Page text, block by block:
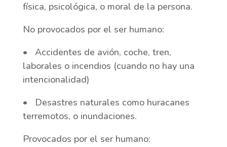
física, psicológica, o moral de la persona.
No provocados por el ser humano:
• Accidentes de avión, coche, tren,
laborales o incendios (cuando no hay una
intencionalidad)
• Desastres naturales como huracanes
terremotos, o inundaciones.
Provocados por el ser humano: